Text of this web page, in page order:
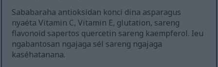
Sababaraha antioksidan konci dina asparagus
nyaéta Vitamin C, Vitamin E, glutation, sareng
flavonoid sapertos quercetin sareng kaempferol. Ieu
ngabantosan ngajaga sél sareng ngajaga
kaséhatanana.